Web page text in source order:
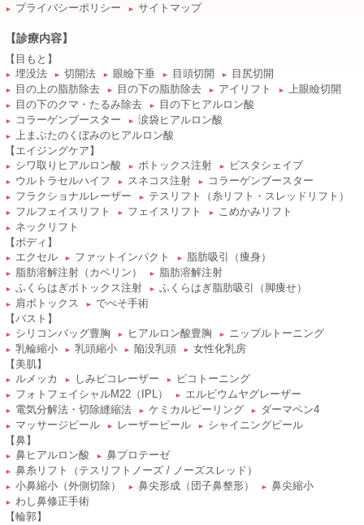
► プライバシーポリシー ► サイトマップ
【診療内容】
【目もと】
► 埋没法 ► 切開法 ► 眼瞼下垂 ► 目頭切開 ► 目尻切開
► 目の上の脂肪除去 ► 目の下の脂肪除去 ► アイリフト ► 上眼瞼切開
► 目の下のクマ・たるみ除去 ► 目の下ヒアルロン酸
► コラーゲンブースター ► 涙袋ヒアルロン酸
► 上まぶたのくぼみのヒアルロン酸
【エイジングケア】
► シワ取りヒアルロン酸 ► ボトックス注射 ► ビスタシェイプ
► ウルトラセルハイフ ► スネコス注射 ► コラーゲンブースター
► フラクショナルレーザー ► テスリフト（糸リフト・スレッドリフト）
► フルフェイスリフト ► フェイスリフト ► こめかみリフト
►
ネックリフト
【ボディ】
► エクセル ► ファットインパクト ► 脂肪吸引（痩身）
► 脂肪溶解注射（カベリン） ► 脂肪溶解注射
► ふくらはぎボトックス注射 ► ふくらはぎ脂肪吸引（脚痩せ）
► 肩ボトックス ►
でべそ手術
【バスト】
► シリコンバッグ豊胸 ► ヒアルロン酸豊胸 ► ニップルトーニング
► 乳輪縮小 ► 乳頭縮小 ► 陥没乳頭 ► 女性化乳房
【美肌】
► ルメッカ ► しみピコレーザー ► ピコトーニング
► フォトフェイシャルM22（IPL） ► エルビウムヤグレーザー
► 電気分解法・切除縫縮法 ► ケミカルピーリング ► ダーマペン4
► マッサージピール ► レーザーピール ►
シャイニングピール
【鼻】
► 鼻ヒアルロン酸 ► 鼻プロテーゼ
► 鼻糸リフト（テスリフトノーズ / ノーズスレッド）
► 小鼻縮小（外側切除） ► 鼻尖形成（団子鼻整形） ► 鼻尖縮小
► わし鼻修正手術
【輪郭】